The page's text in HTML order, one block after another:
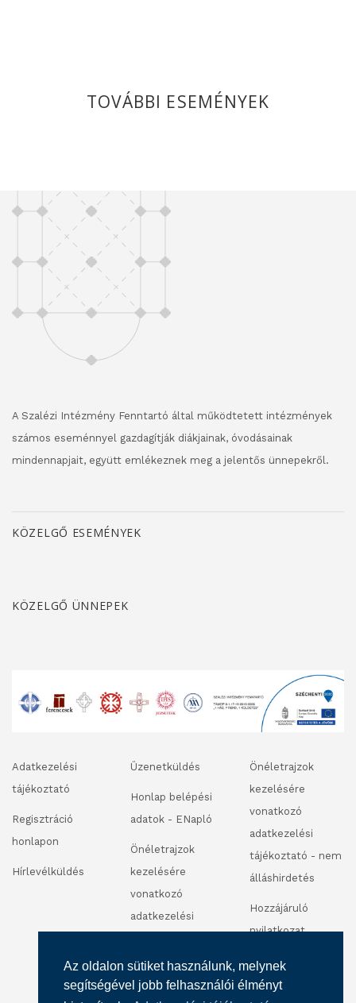
Az oldalon sütiket használunk, melynek
segítségével jobb felhasználói élményt
TOVÁBBI ESEMÉNYEK
A Szalézi Intézmény Fenntartó által működtetett intézmények
számos eseménnyel gazdagítják diákjainak, óvodásainak
mindennapjait, együtt emlékeznek meg a jelentős ünnepekről.
KÖZELGŐ ESEMÉNYEK
KÖZELGŐ ÜNNEPEK
Adatkezelési
tájékoztató
Regisztráció
honlapon
Hírlevélküldés
Üzenetküldés
Honlap belépési
adatok - ENapló
Önéletrajzok
kezelésére
vonatkozó
adatkezelési
álláshirdetés
Önéletrajzok
kezelésére
vonatkozó
adatkezelési
tájékoztató - nem
álláshirdetés
Hozzájáruló
nyilatkozat
videofelvétel